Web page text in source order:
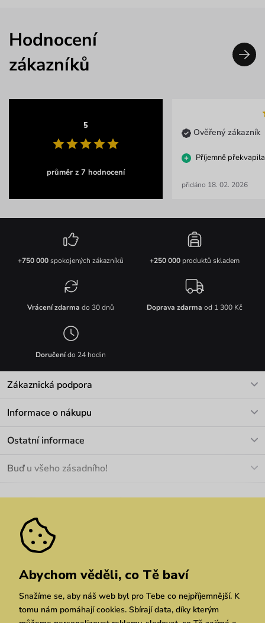
Hodnocení
zákazníků
5
průměr z 7 hodnocení
Ověřený zákazník
Příjemně
přidáno 18. 02. 2026
+750 000spokojených zákazníků +250 000produktů skladem
Vrácení zdarma do 30 dnů Doprava zdarma od 1 300 Kč
Doručenído 24 hodin
Zákaznická podpora
Informace o nákupu
Materiály a údržba
Pozáruční opravy
Ostatní informace
Velkoobchod
We Care
Dárkové poukazy
Vuchlook
Prodejny
Praha Brno Chrudim
Buď u všeho zásadního!
Zásady ochrany osobních údajů
Abychom věděli, co Tě baví
Snažíme se, aby náš web byl pro Tebe co nejpříjemnější. K
tomu nám pomáhají cookies. Sbírají data, díky kterým